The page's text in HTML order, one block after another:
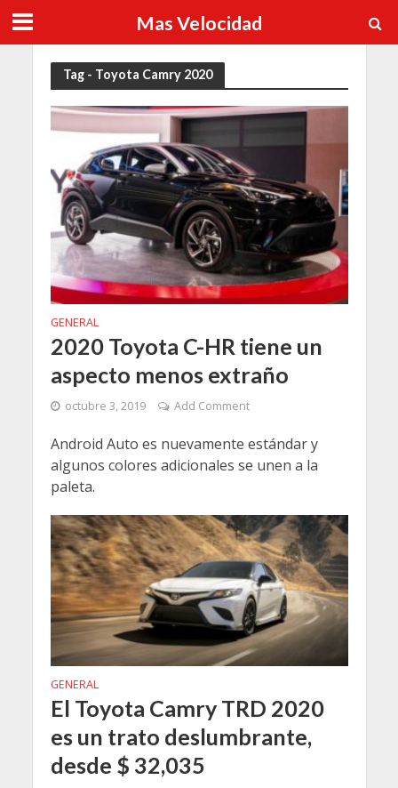
Mas Velocidad
Tag - Toyota Camry 2020
GENERAL
2020 Toyota C-HR tiene un
aspecto menos extraño
octubre 3, 2019 Add Comment
Android Auto es nuevamente estándar y
algunos colores adicionales se unen a la
paleta.
GENERAL
El Toyota Camry TRD 2020
es un trato deslumbrante,
desde $ 32,035